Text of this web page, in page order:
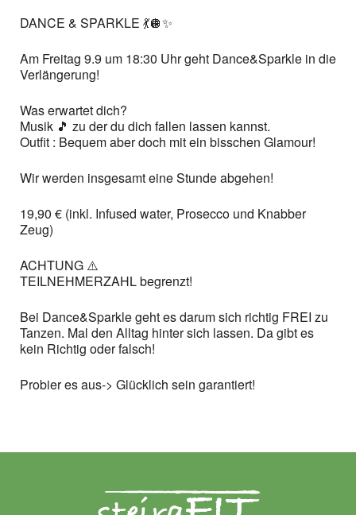
DANCE & SPARKLE 💃🪩✨
Am Freitag 9.9 um 18:30 Uhr geht Dance&Sparkle in die
Verlängerung!
Was erwartet dich?
Musik 🎵 zu der du dich fallen lassen kannst.
Outfit : Bequem aber doch mit ein bisschen Glamour!
Wir werden insgesamt eine Stunde abgehen!
19,90 € (inkl. Infused water, Prosecco und Knabber
Zeug)
ACHTUNG ⚠️
TEILNEHMERZAHL begrenzt!
Bei Dance&Sparkle geht es darum sich richtig FREI zu
Tanzen. Mal den Alltag hinter sich lassen. Da gibt es
kein Richtig oder falsch!
Probier es aus-> Glücklich sein garantiert!